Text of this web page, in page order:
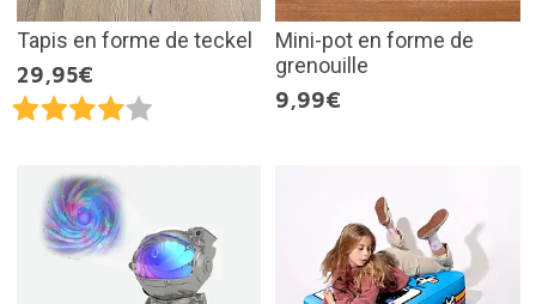
Tapis en forme de teckel
29,95€
Mini-pot en forme de
grenouille
9,99€